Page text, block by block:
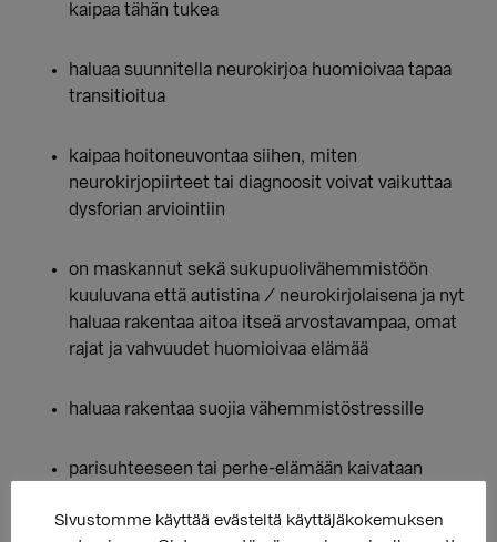
kaipaa tähän tukea
haluaa suunnitella neurokirjoa huomioivaa tapaa
transitioitua
kaipaa hoitoneuvontaa siihen, miten
neurokirjopiirteet tai diagnoosit voivat vaikuttaa
dysforian arviointiin
on maskannut sekä sukupuolivähemmistöön
kuuluvana että autistina / neurokirjolaisena ja nyt
haluaa rakentaa aitoa itseä arvostavampaa, omat
rajat ja vahvuudet huomioivaa elämää
haluaa rakentaa suojia vähemmistöstressille
parisuhteeseen tai perhe-elämään kaivataan
Sivustomme käyttää evästeitä käyttäjäkokemuksen